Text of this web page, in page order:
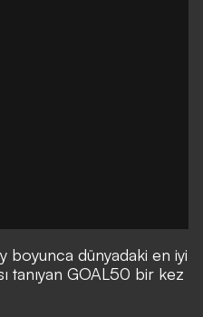
boyunca dünyadaki en iyi
tanıyan GOAL50 bir kez